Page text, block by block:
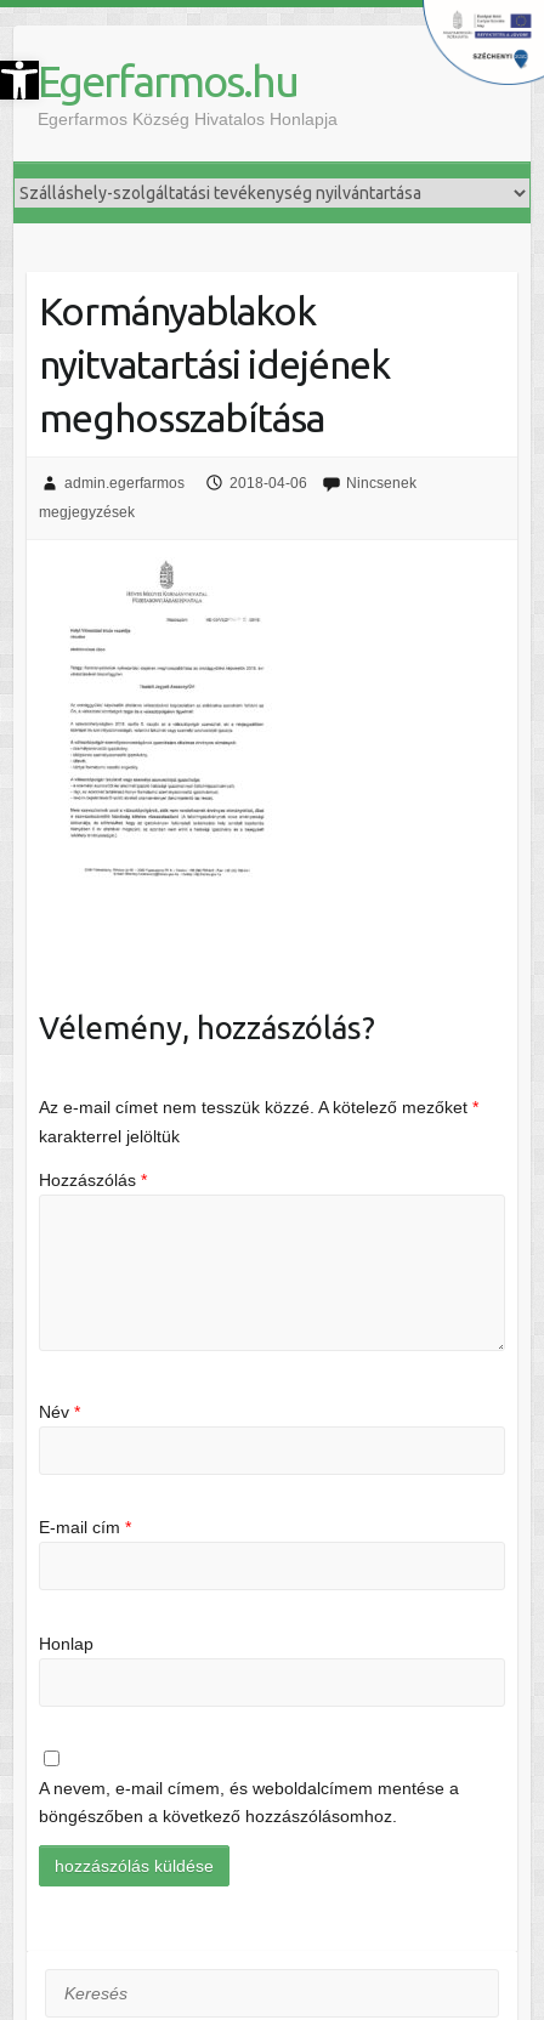
Eszköztár megnyitása Egerfarmos.hu
Egerfarmos Község Hivatalos Honlapja
Kormányablakok
nyitvatartási idejének
meghosszabítása
admin.egerfarmos 2018-04-06
Nincsenek
megjegyzések
Vélemény, hozzászólás?
Az e-mail címet nem tesszük közzé. A kötelező mezőket *
karakterrel jelöltük
Hozzászólás *
Név *
E-mail cím *
Honlap
A nevem, e-mail címem, és weboldalcímem mentése a
böngészőben a következő hozzászólásomhoz.
Keresés